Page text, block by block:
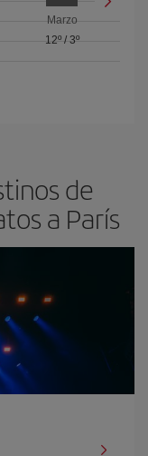
Marzo
12º/ 3º
de
a París